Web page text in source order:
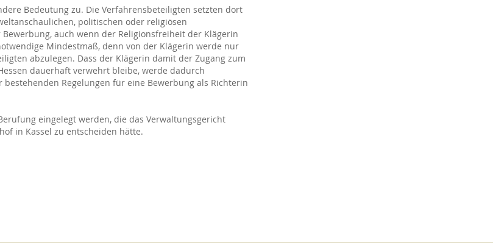
Bedeutung zu. Die Verfahrensbeteiligten setzten dort
politischen oder religiösen
auch wenn der Religionsfreiheit der Klägerin
Mindestmaß, denn von der Klägerin werde nur
abzulegen. Dass der Klägerin damit der Zugang zum
dauerhaft verwehrt bleibe, werde dadurch
Regelungen für eine Bewerbung als Richterin
eingelegt werden, die das Verwaltungsgericht
in Kassel zu entscheiden hätte.